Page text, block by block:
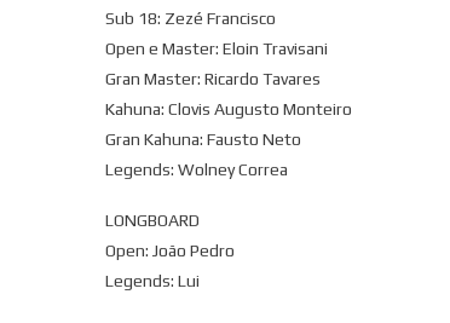
Sub 18: Zezé Francisco
Open e Master: Eloin Travisani
Gran Master: Ricardo Tavares
Kahuna: Clovis Augusto Monteiro
Gran Kahuna: Fausto Neto
Legends: Wolney Correa
LONGBOARD
Open: João Pedro
Legends: Lui